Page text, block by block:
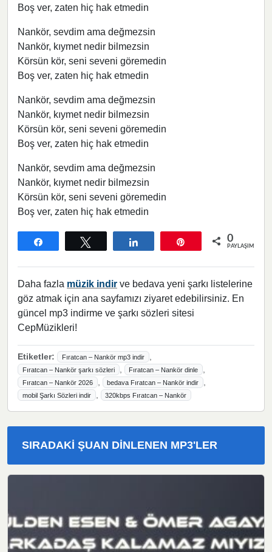
Boş ver, zaten hiç hak etmedin
Nankör, sevdim ama değmezsin
Nankör, kıymet nedir bilmezsin
Körsün kör, seni seveni göremedin
Boş ver, zaten hiç hak etmedin
Nankör, sevdim ama değmezsin
Nankör, kıymet nedir bilmezsin
Körsün kör, seni seveni göremedin
Boş ver, zaten hiç hak etmedin
Nankör, sevdim ama değmezsin
Nankör, kıymet nedir bilmezsin
Körsün kör, seni seveni göremedin
Boş ver, zaten hiç hak etmedin
0
PAYLAŞIMLAR
Daha fazla müzik indir ve bedava yeni şarkı listelerine
göz atmak için ana sayfamızı ziyaret edebilirsiniz. En
güncel mp3 indirme ve şarkı sözleri sitesi
CepMüzikleri!
Etiketler: Fıratcan – Nankör mp3 indir
Fıratcan – Nankör şarkı sözleri Fıratcan – Nankör dinle
Fıratcan – Nankör 2026 bedava Fıratcan – Nankör indir
mobil Şarkı Sözleri indir 320kbps Fıratcan – Nankör
SIRADAKI ŞUAN DINLENEN MP3'LER